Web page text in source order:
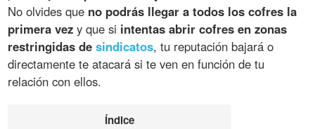
No olvides que no podrás llegar a todos los cofres la
primera vez y que si intentas abrir cofres en zonas
restringidas desindicatos, tu reputación bajará o
directamente te atacará si te ven en función de tu
relación con ellos.
Índice